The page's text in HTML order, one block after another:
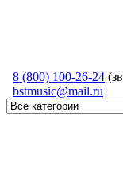
8 (800) 100-26-24
bstmusic@mail.ru